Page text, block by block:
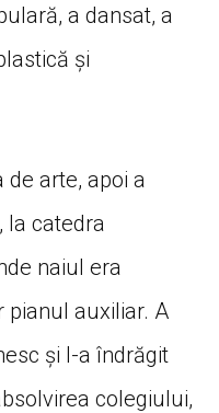
a dansat, a
și
de arte, apoi a
la catedra
naiul era
pianul auxiliar. A
și l-a îndrăgit
colegiului,